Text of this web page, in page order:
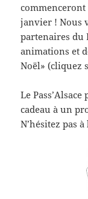
commenceront
janvier ! Nous
partenaires du
animations et
Noël» (cliquez
Le
cadeau à un
N’hésitez pas